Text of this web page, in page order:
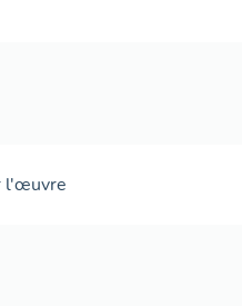
l'œuvre